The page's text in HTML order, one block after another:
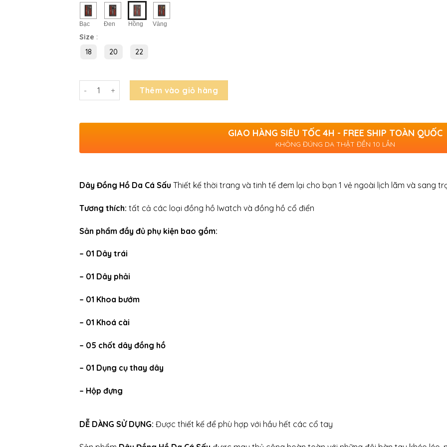
Bạc Đen Hồng Vàng
Size :
18
20 22
Số lượng Thêm vào giỏ hàng
GIAO HÀNG SIÊU TỐC 4H - FREE SHIP TOÀN QUỐC
KHÔNG ĐÚNG DA THẬT ĐỀN 10 LẦN
Dây Đồng Hồ Da Cá Sấu Thiết kế thời trang và tinh tế đem lại cho bạn 1 vẻ ngoài lịch lãm và sang
Tương thích: tất cả các loại đồng hồ Iwatch và đồng hồ cổ điển
Sản phẩm đầy đủ phụ kiện bao gồm:
– 01 Dây trái
– 01 Dây phải
– 01 Khoa bướm
– 01 Khoá cài
– 05 chốt dây đồng hồ
– 01 Dụng cụ thay dây
– Hộp đựng
DỄ DÀNG SỬ DỤNG: Được thiết kế để phù hợp với hầu hết các cổ tay